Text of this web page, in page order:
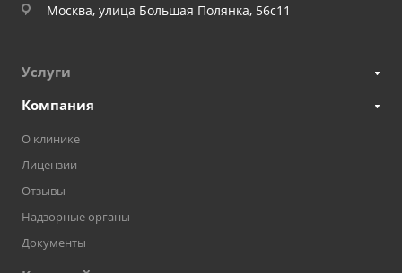
Москва, улица Большая Полянка, 56с11
Услуги
Компания
О клинике
Лицензии
Отзывы
Надзорные органы
Документы